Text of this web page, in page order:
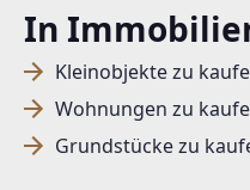
In
Kleinobjekte zu
Wohnungen zu
Grundstücke zu
SUCHAGENT
AKTUELLEN
Dieser Filter wird viele
Sie weitere Filter!